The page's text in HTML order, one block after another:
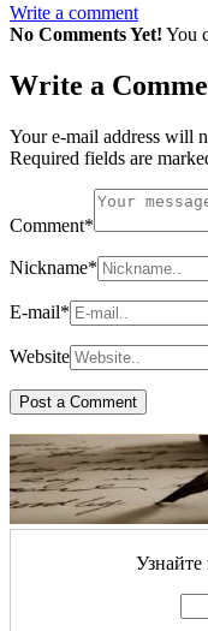
Write a comment
No Comments Yet! You
Write a
Your e-mail address will
Required fields are
Comment*
Nickname*
E-mail*
Website